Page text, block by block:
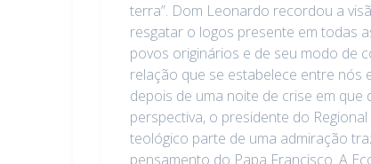
terra”. Dom Leonardo recordou a
resgatar o logos presente em todas
povos originários e de seu modo de
relação que se estabelece entre nós
depois de uma noite de crise em
perspectiva, o presidente do
teológico parte de uma admiração
pensamento do Papa Francisco. A